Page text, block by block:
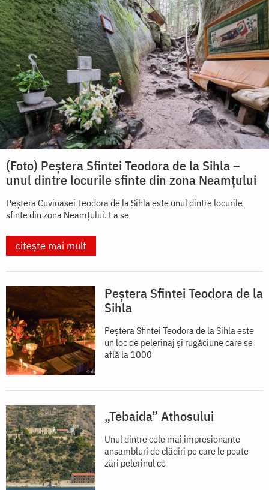
(Foto) Peștera Sfintei Teodora de la Sihla –
unul dintre locurile sfinte din zona Neamțului
Peștera Cuvioasei Teodora de la Sihla este unul dintre locurile
sfinte din zona Neamțului. Ea se
citește mai mult
Peștera Sfintei Teodora de la
Sihla
Peștera Sfintei Teodora de la Sihla este
un loc de pelerinaj și rugăciune care se
află la 1000
„Tebaida” Athosului
Unul dintre cele mai impresionante
ansambluri de clădiri pe care le poate
zări pelerinul ce